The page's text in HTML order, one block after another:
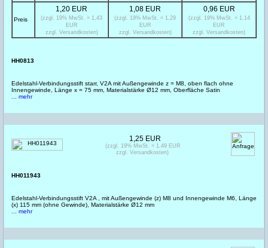
HH0813
Edelstahl-Verbindungsstift starr, V2A mit Außengewinde z = M8, oben flach ohne
Innengewinde, Länge x = 75 mm, Materialstärke Ø12 mm, Oberfläche Satin
... mehr
Preis
1,20 EUR
(zzgl. 19% MwSt. = 1,43
EUR
zzgl. Versandkosten)
1,08 EUR
(zzgl. 19% MwSt. = 1,29
EUR
zzgl. Versandkosten)
0,96 EUR
(zzgl. 19% MwSt. = 1,14
EUR
zzgl. Versandkosten)
HH011943
Edelstahl-Verbindungsstift V2A , mit Außengewinde (z) M8 und Innengewinde M6, Länge
(x) 115 mm (ohne Gewinde), Materialstärke Ø12 mm
... mehr
1,25 EUR
(zzgl. 19% MwSt. = 1,49 EUR
zzgl. Versandkosten)